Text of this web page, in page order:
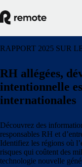
RAPPORT 2025 SUR
RH allégées,
intentionnelle
internationales
Découvrez des
responsables RH et
Identifiez les régions où
risques qui coûtent des
technologie nouvelle